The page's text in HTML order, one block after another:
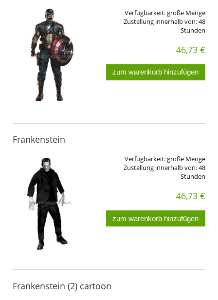
Verfügbarkeit:große Menge
Zustellung innerhalb von:48
Stunden
46,73 €
zum warenkorb hinzufügen
Frankenstein
Verfügbarkeit:große Menge
Zustellung innerhalb von:48
Stunden
46,73 €
zum warenkorb hinzufügen
Frankenstein (2) cartoon